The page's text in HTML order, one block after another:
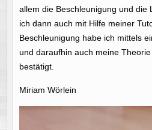
allem die Beschleunigung und die
ich dann auch mit Hilfe meiner
Beschleunigung habe ich mittels
und daraufhin auch meine
bestätigt.
Miriam Wörlein